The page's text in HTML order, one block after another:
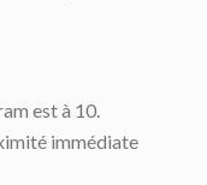
est à 10.
immédiate